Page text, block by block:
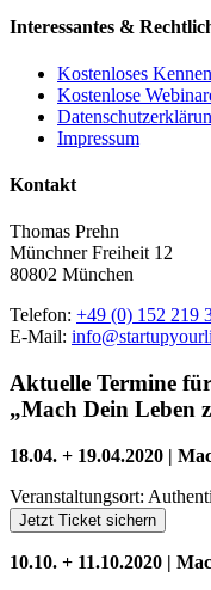
Interessantes &
Kostenloses
Kostenlose
Impressum
Kontakt
Thomas Prehn
Münchner Freiheit 12
80802 München
Telefon: +49 (0) 152 219
E-Mail:
Aktuelle Termine für
„Mach Dein Leben
18.04. + 19.04.2020 |
Veranstaltungsort:
Jetzt Ticket sichern
10.10. + 11.10.2020 |